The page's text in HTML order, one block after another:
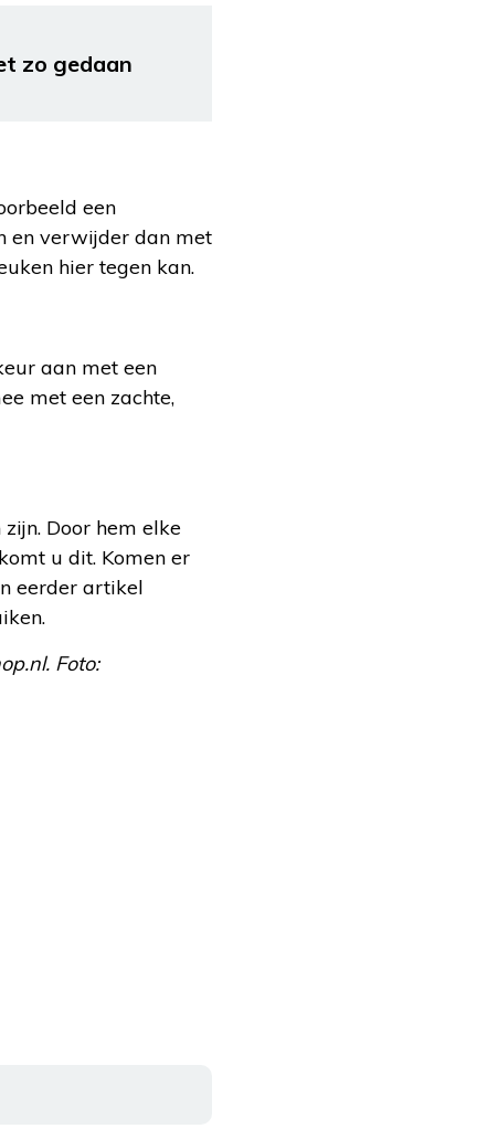
zo gedaan
een
en verwijder dan met
hier tegen kan.
aan met een
met een zachte,
Door hem elke
u dit. Komen er
eerder artikel
Foto: